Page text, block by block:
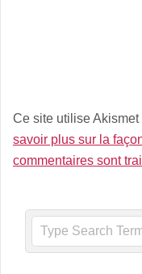
Ce site utilise
savoir plus sur la
commentaires sont
Search